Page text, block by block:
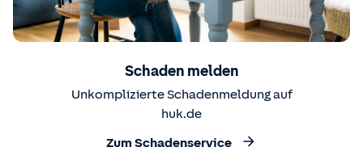
Schaden melden
Unkomplizierte Schadenmeldung auf
huk.de
Zum Schadenservice